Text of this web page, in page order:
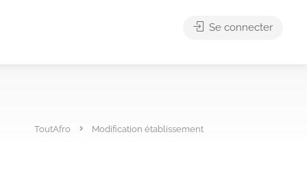
Se connecter
ToutAfro Modification établissement